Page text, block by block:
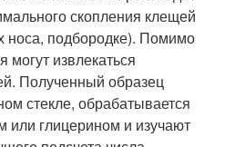
скопления клещей
носа, подбородке). Помимо
могут извлекаться
Полученный образец
стекле, обрабатывается
глицерином и изучают